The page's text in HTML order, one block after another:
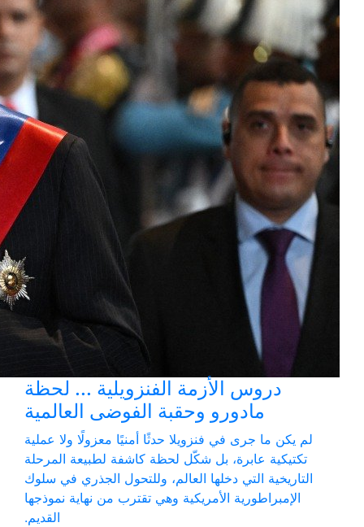
دروس الأزمة الفنزويلية ... لحظة
مادورو وحقبة الفوضى العالمية
لم يكن ما جرى في فنزويلا حدثًا أمنيًا معزولًا ولا عملية
تكتيكية عابرة، بل شكّل لحظة كاشفة لطبيعة المرحلة
التاريخية التي دخلها العالم، وللتحول الجذري في سلوك
الإمبراطورية الأمريكية وهي تقترب من نهاية نموذجها
القديم.